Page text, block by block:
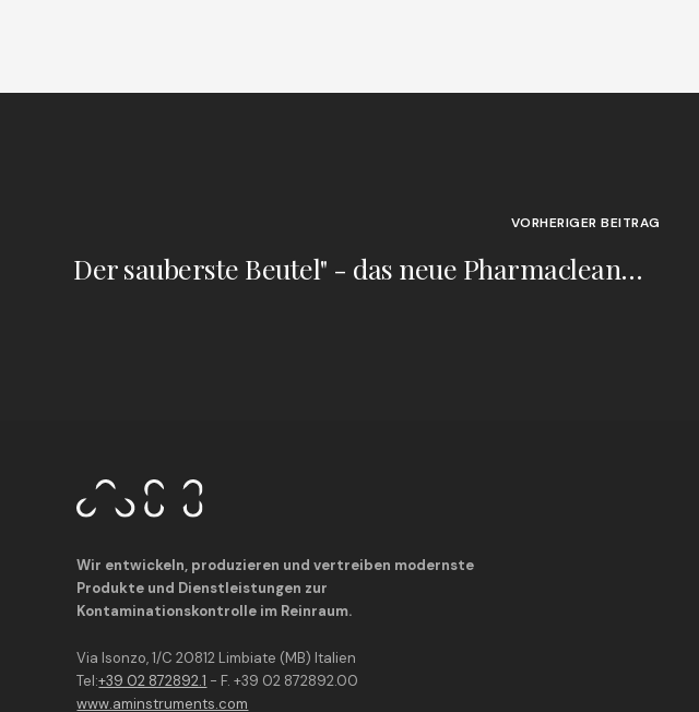
VORHERIGER BEITRAG
Der sauberste Beutel" - das neue Pharmaclean®-Produkt für Sterilisationsprozesse
Wir entwickeln, produzieren und vertreiben modernste
Produkte und Dienstleistungen zur
Kontaminationskontrolle im Reinraum.
Via Isonzo, 1/C 20812 Limbiate (MB) Italien
Tel:+39 02 872892.1 - F. +39 02 872892.00
www.aminstruments.com